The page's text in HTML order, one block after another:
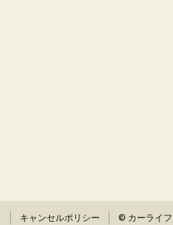
キャンセルポリシー © カーライ